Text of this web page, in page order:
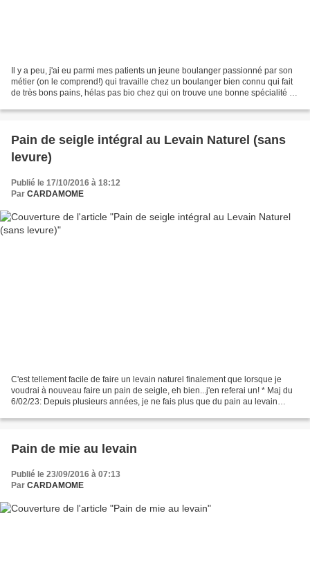
Il y a peu, j'ai eu parmi mes patients un jeune boulanger passionné par son
métier (on le comprend!) qui travaille chez un boulanger bien connu qui fait
de très bons pains, hélas pas bio chez qui on trouve une bonne spécialité du
Pain de seigle intégral au Levain Naturel (sans
levure)
Publié le 17/10/2016 à 18:12
Par CARDAMOME
C'est tellement facile de faire un levain naturel finalement que lorsque je
voudrai à nouveau faire un pain de seigle, eh bien...j'en referai un! * Maj du
6/02/23: Depuis plusieurs années, je ne fais plus que du pain au levain
Pain de mie au levain
Publié le 23/09/2016 à 07:13
Par CARDAMOME